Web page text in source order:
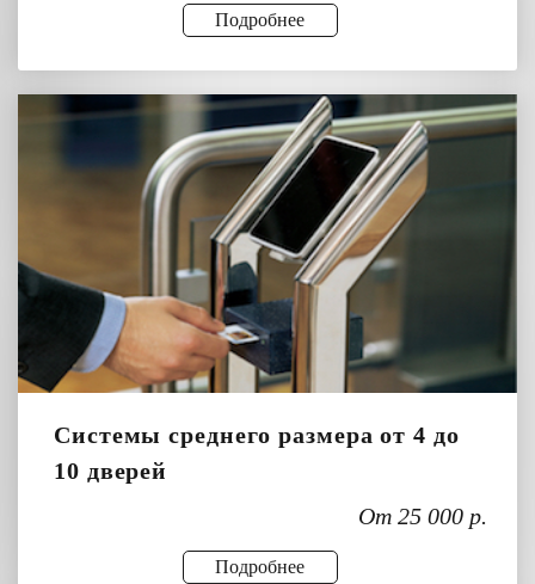
Подробнее
Системы среднего размера от 4 до
10 дверей
От 25 000 р.
Подробнее